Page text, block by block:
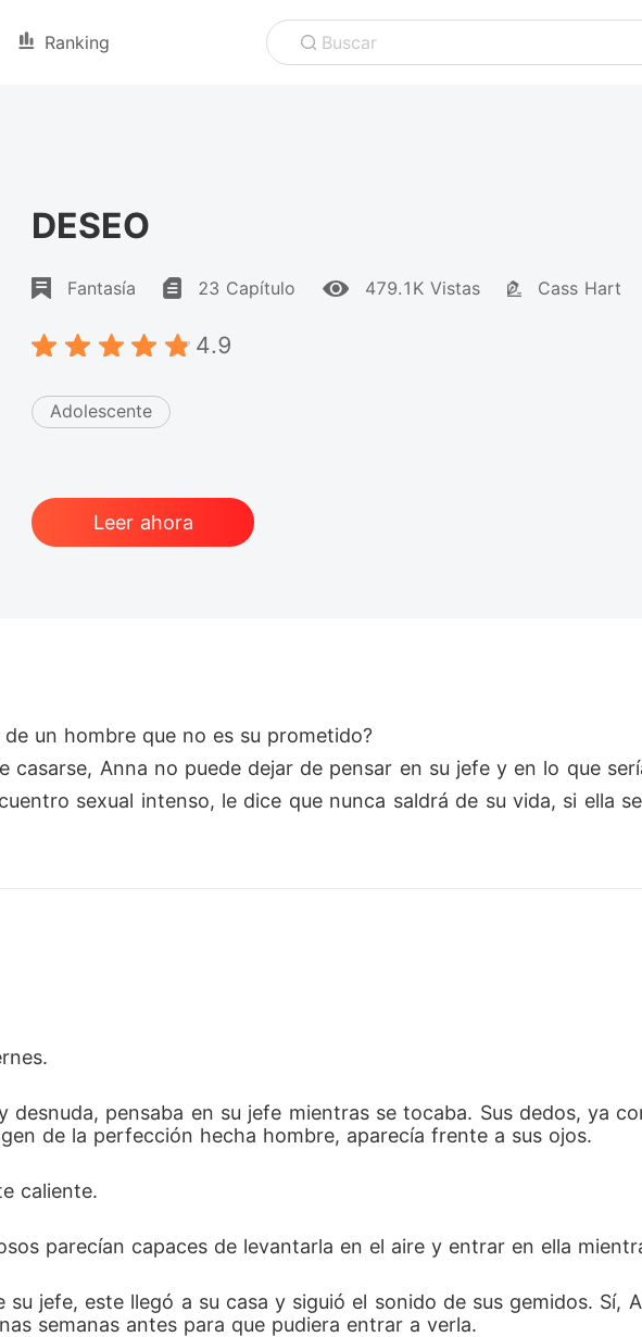
Ranking Buscar
DESEO
Fantasía 23 Capítulo 479.1K Vistas Cass Hart
4.9
Adolescente
Leer ahora
un hombre que no es su prometido?
casarse, Anna no puede dejar de pensar en su jefe y en lo que
sexual intenso, le dice que nunca saldrá de su vida, si ella
desnuda, pensaba en su jefe mientras se tocaba. Sus dedos, ya
de la perfección hecha hombre, aparecía frente a sus ojos.
caliente.
parecían capaces de levantarla en el aire y entrar en ella
su jefe, este llegó a su casa y siguió el sonido de sus gemidos. Sí,
semanas antes para que pudiera entrar a verla.